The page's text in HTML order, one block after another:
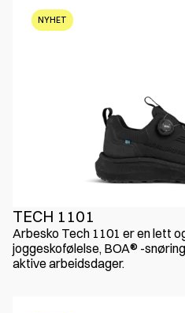
NYHET
TECH 1101
Arbesko Tech 1101 er en lett
joggeskofølelse, BOA® -
aktive arbeidsdager.